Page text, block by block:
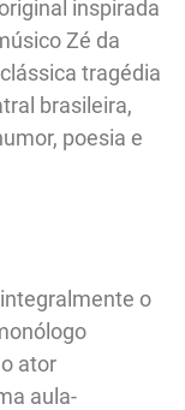
inspirada
Zé da
tragédia
brasileira,
poesia e
o
ator
aula-